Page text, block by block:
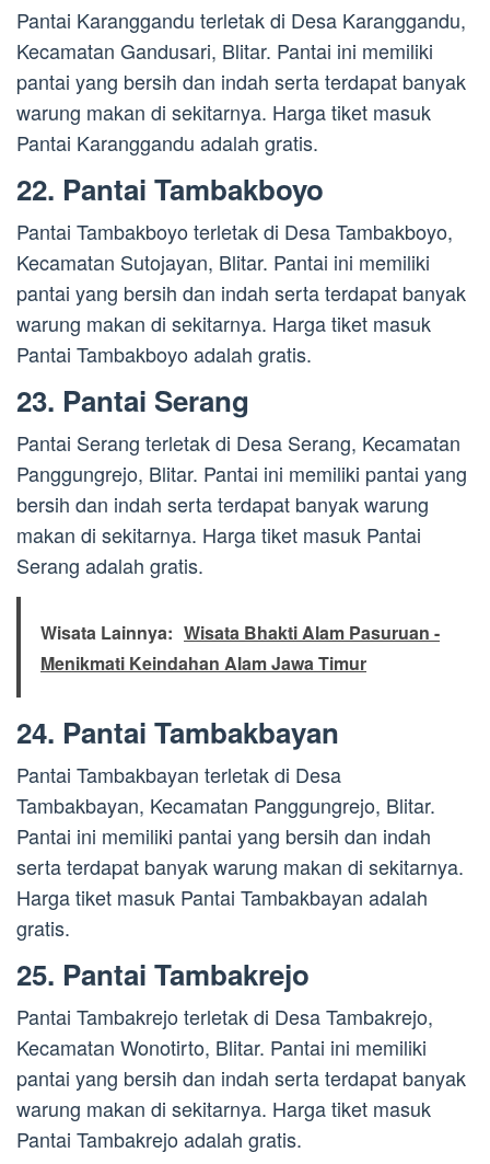
Pantai Karanggandu terletak di Desa Karanggandu,
Kecamatan Gandusari, Blitar. Pantai ini memiliki
pantai yang bersih dan indah serta terdapat banyak
warung makan di sekitarnya. Harga tiket masuk
Pantai Karanggandu adalah gratis.
22. Pantai Tambakboyo
Pantai Tambakboyo terletak di Desa Tambakboyo,
Kecamatan Sutojayan, Blitar. Pantai ini memiliki
pantai yang bersih dan indah serta terdapat banyak
warung makan di sekitarnya. Harga tiket masuk
Pantai Tambakboyo adalah gratis.
23. Pantai Serang
Pantai Serang terletak di Desa Serang, Kecamatan
Panggungrejo, Blitar. Pantai ini memiliki pantai yang
bersih dan indah serta terdapat banyak warung
makan di sekitarnya. Harga tiket masuk Pantai
Serang adalah gratis.
Wisata Lainnya: Wisata Bhakti Alam Pasuruan -
Menikmati Keindahan Alam Jawa Timur
24. Pantai Tambakbayan
Pantai Tambakbayan terletak di Desa
Tambakbayan, Kecamatan Panggungrejo, Blitar.
Pantai ini memiliki pantai yang bersih dan indah
serta terdapat banyak warung makan di sekitarnya.
Harga tiket masuk Pantai Tambakbayan adalah
gratis.
25. Pantai Tambakrejo
Pantai Tambakrejo terletak di Desa Tambakrejo,
Kecamatan Wonotirto, Blitar. Pantai ini memiliki
pantai yang bersih dan indah serta terdapat banyak
warung makan di sekitarnya. Harga tiket masuk
Pantai Tambakrejo adalah gratis.